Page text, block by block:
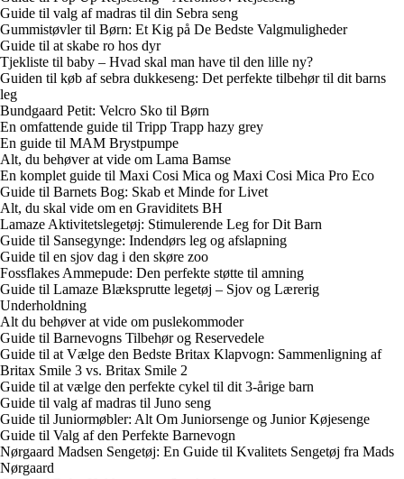
Guide til valg af madras til din Sebra seng
Gummistøvler til Børn: Et Kig på De Bedste Valgmuligheder
Guide til at skabe ro hos dyr
Tjekliste til baby – Hvad skal man have til den lille ny?
Guiden til køb af sebra dukkeseng: Det perfekte tilbehør til dit barns
leg
Bundgaard Petit: Velcro Sko til Børn
En omfattende guide til Tripp Trapp hazy grey
En guide til MAM Brystpumpe
Alt, du behøver at vide om Lama Bamse
En komplet guide til Maxi Cosi Mica og Maxi Cosi Mica Pro Eco
Guide til Barnets Bog: Skab et Minde for Livet
Alt, du skal vide om en Graviditets BH
Lamaze Aktivitetslegetøj: Stimulerende Leg for Dit Barn
Guide til Sansegynge: Indendørs leg og afslapning
Guide til en sjov dag i den skøre zoo
Fossflakes Ammepude: Den perfekte støtte til amning
Guide til Lamaze Blæksprutte legetøj – Sjov og Lærerig
Underholdning
Alt du behøver at vide om puslekommoder
Guide til Barnevogns Tilbehør og Reservedele
Guide til at Vælge den Bedste Britax Klapvogn: Sammenligning af
Britax Smile 3 vs. Britax Smile 2
Guide til at vælge den perfekte cykel til dit 3-årige barn
Guide til valg af madras til Juno seng
Guide til Juniormøbler: Alt Om Juniorsenge og Junior Køjesenge
Guide til Valg af den Perfekte Barnevogn
Nørgaard Madsen Sengetøj: En Guide til Kvalitets Sengetøj fra Mads
Nørgaard